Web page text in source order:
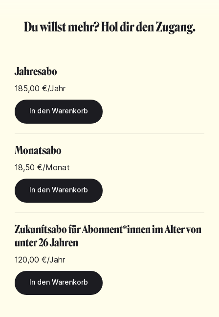
Du willst mehr? Hol dir den Zugang.
Jahresabo
185,00 €/Jahr
Monatsabo
18,50 €/Monat
Zukunftsabo für Abonnent*innen im Alter von
unter 26 Jahren
120,00 €/Jahr